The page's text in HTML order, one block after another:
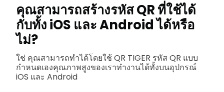
คุณสามารถสร้างรหัส QR ที่ใช้ได้
กับทั้ง iOS และ Android ได้หรือ
ไม่?
ใช่ คุณสามารถทำได้โดยใช้ QR TIGER รหัส QR แบบ
กำหนดเองคุณภาพสูงของเราทำงานได้ทั้งบนอุปกรณ์
iOS และ Android